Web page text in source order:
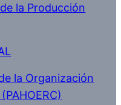
la Producción
la Organización